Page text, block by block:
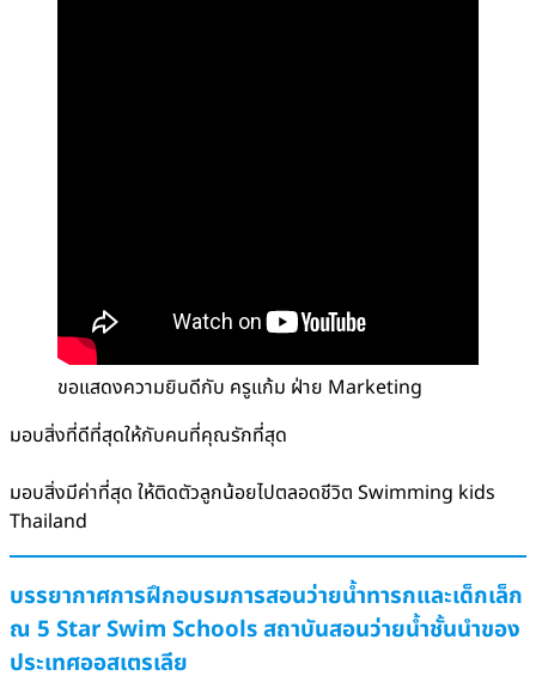
ขอแสดงความยินดีกับ ครูแก้ม ฝ่าย Marketing
มอบสิ่งที่ดีที่สุดให้กับคนที่คุณรักที่สุด
มอบสิ่งมีค่าที่สุด ให้ติดตัวลูกน้อยไปตลอดชีวิต Swimming kids
Thailand
บรรยากาศการฝึกอบรมการสอนว่ายน้ำทารกและเด็กเล็ก
ณ 5 Star Swim Schools สถาบันสอนว่ายน้ำชั้นนำของ
ประเทศออสเตรเลีย